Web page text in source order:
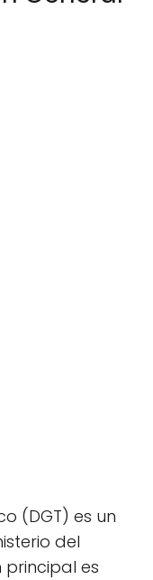
(DGT) es un
del
principal es